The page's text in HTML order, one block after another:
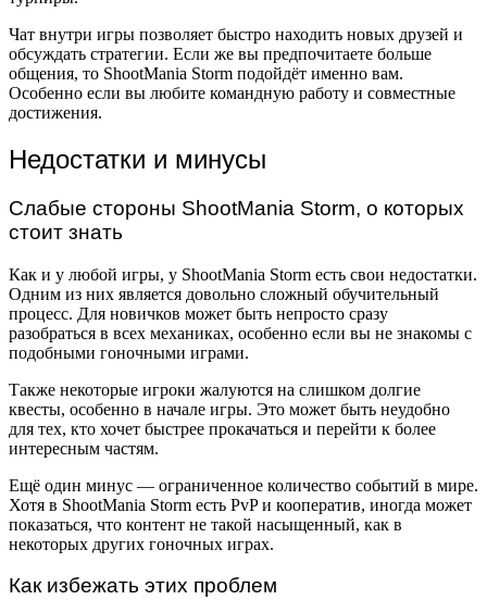
Чат внутри игры позволяет быстро находить новых друзей и
обсуждать стратегии. Если же вы предпочитаете больше
общения, то ShootMania Storm подойдёт именно вам.
Особенно если вы любите командную работу и совместные
достижения.
Недостатки и минусы
Слабые стороны ShootMania Storm, о которых
стоит знать
Как и у любой игры, у ShootMania Storm есть свои недостатки.
Одним из них является довольно сложный обучительный
процесс. Для новичков может быть непросто сразу
разобраться в всех механиках, особенно если вы не знакомы с
подобными гоночными играми.
Также некоторые игроки жалуются на слишком долгие
квесты, особенно в начале игры. Это может быть неудобно
для тех, кто хочет быстрее прокачаться и перейти к более
интересным частям.
Ещё один минус — ограниченное количество событий в мире.
Хотя в ShootMania Storm есть PvP и кооператив, иногда может
показаться, что контент не такой насыщенный, как в
некоторых других гоночных играх.
Как избежать этих проблем